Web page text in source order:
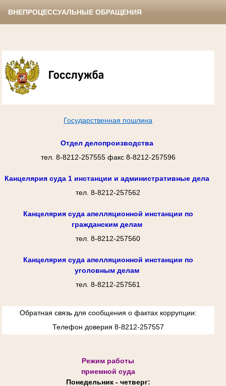
ВНЕПРОЦЕССУАЛЬНЫЕ ОБРАЩЕНИЯ
Государственная пошлина
Отдел делопроизводства
тел. 8-8212-257555 факс 8-8212-257596
Канцелярия суда 1 инстанции и административные дела
тел. 8-8212-257562
Канцелярия суда апелляционной инстанции по
гражданским делам
тел. 8-8212-257560
Канцелярия суда апелляционной инстанции по
уголовным делам
тел. 8-8212-257561
Обратная связь для сообщения о фактах коррупции:
Телефон доверия 8-8212-257557
Режим работы
приемной суда
Понедельник - четверг: